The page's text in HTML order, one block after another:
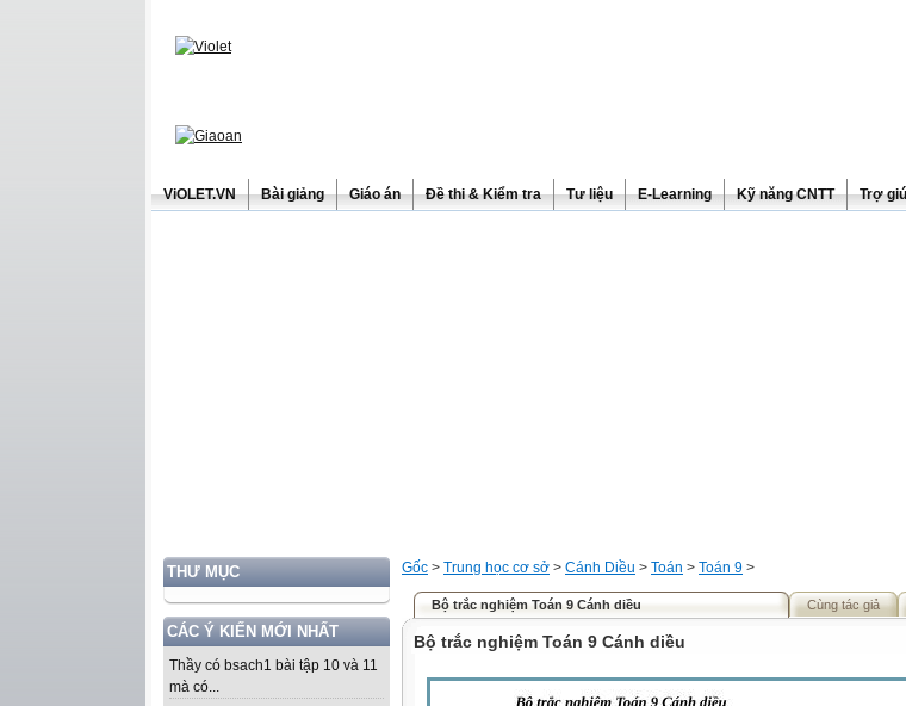
ViOLET.VN Bài giảng Giáo án Đề thi & Kiểm tra Tư liệu E-Learning Kỹ năng CNTT Trợ
THƯ MỤC
CÁC Ý KIẾN MỚI NHẤT
Thầy có bsach1 bài tập 10 và 11
mà có...
Gốc > Trung học cơ sở > Cánh Diều > Toán > Toán 9 >
Bộ trắc nghiệm Toán 9 Cánh diều Cùng tác giả
Bộ trắc nghiệm Toán 9 Cánh diều